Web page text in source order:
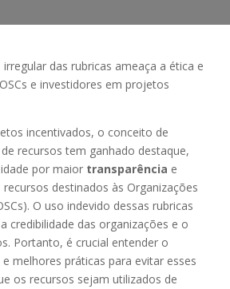
das rubricas ameaça a ética e
e investidores em projetos
incentivados, o conceito de
recursos tem ganhado destaque,
por maior transparência e
destinados às Organizações
O uso indevido dessas rubricas
credibilidade das organizações e o
Portanto, é crucial entender o
melhores práticas para evitar esses
os recursos sejam utilizados de